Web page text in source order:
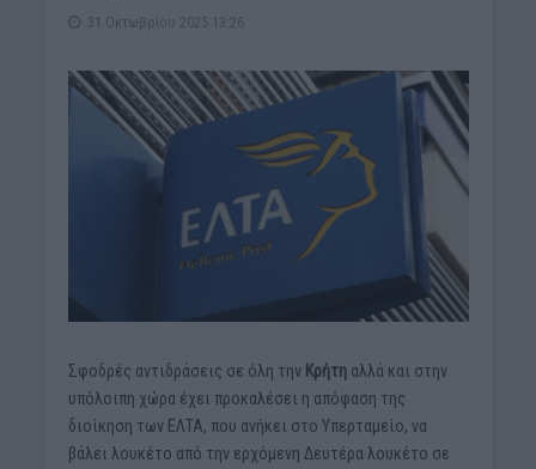
31 Οκτωβρίου 2025 13:26
Σφοδρές αντιδράσεις σε όλη την Κρήτηαλλά και στην
υπόλοιπη χώρα έχει προκαλέσει η απόφαση της
διοίκηση των ΕΛΤΑ, που ανήκει στο Υπερταμείο, να
βάλει λουκέτο από την ερχόμενη Δευτέρα λουκέτο σε